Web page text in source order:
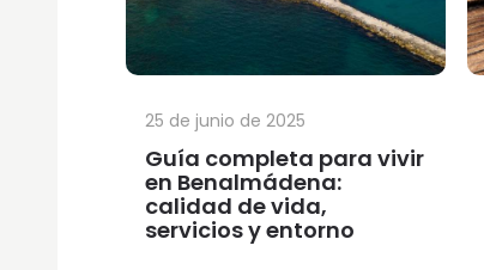
Guía completa para vivir
en Benalmádena:
calidad de vida,
servicios y entorno
25 de junio de 2025